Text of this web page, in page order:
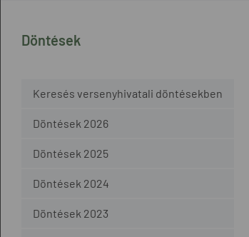
Döntések
Keresés versenyhivatali döntésekben
Döntések 2026
Döntések 2025
Döntések 2024
Döntések 2023